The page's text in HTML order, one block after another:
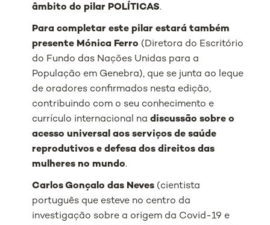
âmbito do pilar POLÍTICAS.
Para completar este pilar estará também
presente Mónica Ferro (Diretora do Escritório
do Fundo das Nações Unidas para a
População em Genebra), que se junta ao leque
de oradores confirmados nesta edição,
contribuindo com o seu conhecimento e
currículo internacional nadiscussão sobre o
acesso universal aos serviços de saúde
reprodutivos e defesa dos direitos das
mulheres no mundo.
Carlos Gonçalo das Neves (cientista
português que esteve no centro da
investigação sobre a origem da Covid-19 e